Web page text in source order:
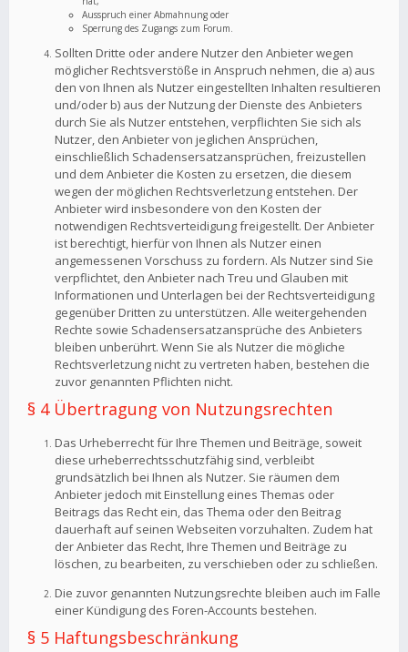
Ausspruch einer Abmahnung oder
Sperrung des Zugangs zum Forum.
Sollten Dritte oder andere Nutzer den Anbieter wegen
möglicher Rechtsverstöße in Anspruch nehmen, die a) aus
den von Ihnen als Nutzer eingestellten Inhalten resultieren
und/oder b) aus der Nutzung der Dienste des Anbieters
durch Sie als Nutzer entstehen, verpflichten Sie sich als
Nutzer, den Anbieter von jeglichen Ansprüchen,
einschließlich Schadensersatzansprüchen, freizustellen
und dem Anbieter die Kosten zu ersetzen, die diesem
wegen der möglichen Rechtsverletzung entstehen. Der
Anbieter wird insbesondere von den Kosten der
notwendigen Rechtsverteidigung freigestellt. Der Anbieter
ist berechtigt, hierfür von Ihnen als Nutzer einen
angemessenen Vorschuss zu fordern. Als Nutzer sind Sie
verpflichtet, den Anbieter nach Treu und Glauben mit
Informationen und Unterlagen bei der Rechtsverteidigung
gegenüber Dritten zu unterstützen. Alle weitergehenden
Rechte sowie Schadensersatzansprüche des Anbieters
bleiben unberührt. Wenn Sie als Nutzer die mögliche
Rechtsverletzung nicht zu vertreten haben, bestehen die
zuvor genannten Pflichten nicht.
§ 4 Übertragung von Nutzungsrechten
Das Urheberrecht für Ihre Themen und Beiträge, soweit
diese urheberrechtsschutzfähig sind, verbleibt
grundsätzlich bei Ihnen als Nutzer. Sie räumen dem
Anbieter jedoch mit Einstellung eines Themas oder
Beitrags das Recht ein, das Thema oder den Beitrag
dauerhaft auf seinen Webseiten vorzuhalten. Zudem hat
der Anbieter das Recht, Ihre Themen und Beiträge zu
löschen, zu bearbeiten, zu verschieben oder zu schließen.
Die zuvor genannten Nutzungsrechte bleiben auch im Falle
einer Kündigung des Foren-Accounts bestehen.
§ 5 Haftungsbeschränkung